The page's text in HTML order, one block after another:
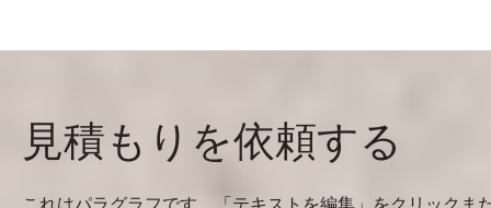
見積もりを依頼する